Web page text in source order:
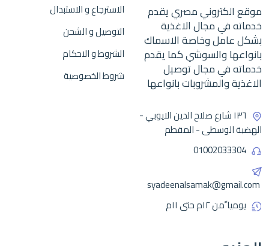
موقع الكتروني مصري يقدم
خدماته في مجال الاغذية
بشكل عامل وخاصة الاسماك
بانواعها والسوشي كما يقدم
خدماته في مجال توصيل
الاغذية والمشروبات بانواعها
١٣٦ شارع صلاح الدين الايوبي -
الهضبة الوسطى - المقطم
01002033304
syadeenalsamak@gmail.com
يوميا ًمن ١٢م حتى ١١م
الاسترجاع و الاستبدال
التوصيل و الشحن
الشروط و الاحكام
شروط الخصوصية